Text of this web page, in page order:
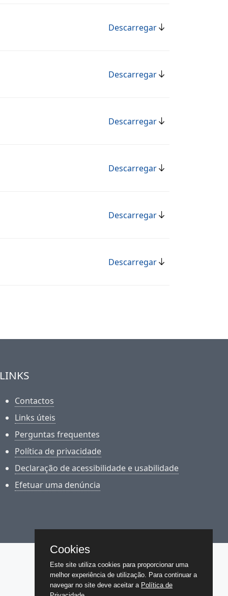
Descarregar
Descarregar
Descarregar
Descarregar
Descarregar
Descarregar
LINKS
Contactos
Links úteis
Perguntas frequentes
Política de privacidade
Declaração de acessibilidade e usabilidade
Efetuar uma denúncia
Cookies
Este site utiliza cookies para proporcionar uma
melhor experiência de utilização. Para continuar a
navegar no site deve aceitar a Política de